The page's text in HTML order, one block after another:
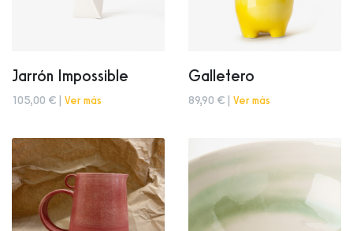
Jarrón Impossible
105,00 € | Ver más
Galletero
89,90 € | Ver más